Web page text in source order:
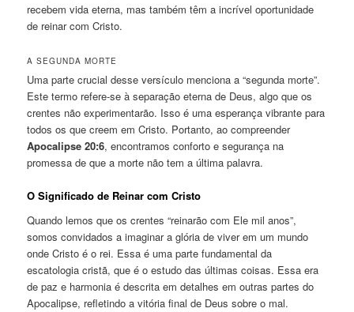
recebem vida eterna, mas também têm a incrível oportunidade
de reinar com Cristo.
A SEGUNDA MORTE
Uma parte crucial desse versículo menciona a “segunda morte”.
Este termo refere-se à separação eterna de Deus, algo que os
crentes não experimentarão. Isso é uma esperança vibrante para
todos os que creem em Cristo. Portanto, ao compreender
Apocalipse 20:6, encontramos conforto e segurança na
promessa de que a morte não tem a última palavra.
O Significado de Reinar com Cristo
Quando lemos que os crentes “reinarão com Ele mil anos”,
somos convidados a imaginar a glória de viver em um mundo
onde Cristo é o rei. Essa é uma parte fundamental da
escatologia cristã, que é o estudo das últimas coisas. Essa era
de paz e harmonia é descrita em detalhes em outras partes do
Apocalipse, refletindo a vitória final de Deus sobre o mal.